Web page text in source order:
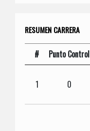
RESUMEN CARRERA
# Punto Control
1 0